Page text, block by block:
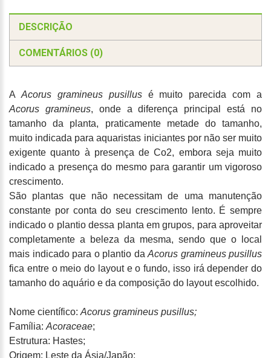
DESCRIÇÃO
COMENTÁRIOS (0)
A Acorus gramineus pusillusé muito parecida com a
Acorus gramineus, onde a diferença principal está no
tamanho da planta, praticamente metade do tamanho,
muito indicada para aquaristas iniciantes por não ser muito
exigente quanto à presença de Co2, embora seja muito
indicado a presença do mesmo para garantir um vigoroso
crescimento.
São plantas que não necessitam de uma manutenção
constante por conta do seu crescimento lento. É sempre
indicado o plantio dessa planta em grupos, para aproveitar
completamente a beleza da mesma, sendo que o local
mais indicado para o plantio da Acorus gramineus pusillus
fica entre o meio do layout e o fundo, isso irá depender do
tamanho do aquário e da composição do layout escolhido.
Nome científico: Acorus gramineus pusillus;
Família: Acoraceae;
Estrutura: Hastes;
Origem: Leste da Ásia/Japão;